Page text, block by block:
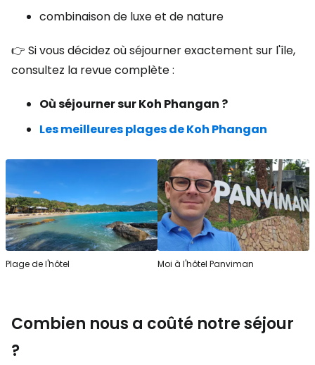
combinaison de luxe et de nature
👉 Si vous décidez où séjourner exactement sur l'île,
consultez la revue complète :
Où séjourner sur Koh Phangan ?
Les meilleures plages de Koh Phangan
Plage de l'hôtel Moi à l'hôtel Panviman
Combien nous a coûté notre séjour
?